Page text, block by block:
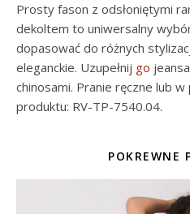
Prosty fason z odsłoniętymi
dekoltem to uniwersalny
dopasować do różnych
eleganckie. Uzupełnij go
chinosami. Pranie ręczne lub
produktu: RV-TP-7540.04.
POKREWNE